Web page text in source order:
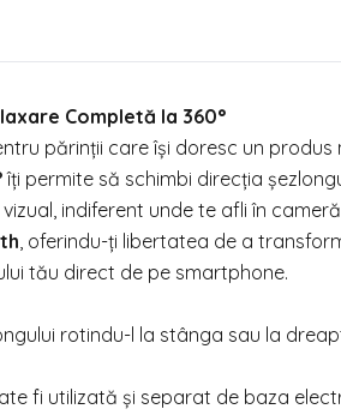
Completă la 360°
părinții care își doresc un produs
îți permite să schimbi direcția
indiferent unde te afli în
, oferindu-ți libertatea de a
tău direct de pe smartphone.
rotindu-l la stânga sau la
fi utilizată și separat de baza